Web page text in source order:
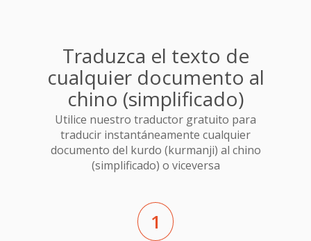
Traduzca el texto de
cualquier documento al
chino (simplificado)
Utilice nuestro traductor gratuito para
traducir instantáneamente cualquier
documento del kurdo (kurmanji) al chino
(simplificado) o viceversa
1